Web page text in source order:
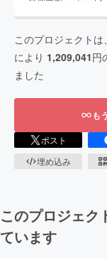
このプロジェクトは、
により 1,209,041円
ました
も
ポスト
埋め込み
このプロジェク
ています